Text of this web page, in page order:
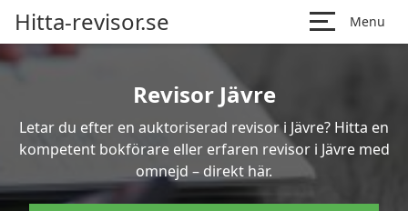
Hitta-revisor.se Menu
Revisor Jävre
Letar du efter en auktoriserad revisor i Jävre? Hitta en
kompetent bokförare eller erfaren revisor i Jävre med
omnejd – direkt här.